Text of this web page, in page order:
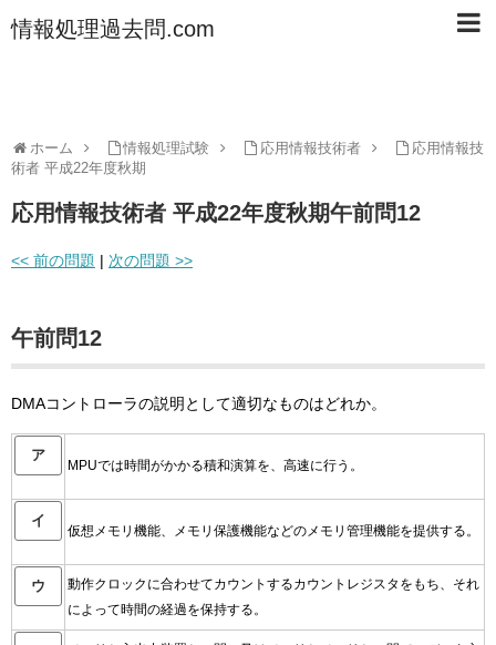
情報処理過去問.com
ホーム 情報処理試験 応用情報技術者
応用情報技
術者 平成22年度秋期
応用情報技術者 平成22年度秋期午前問12
<< 前の問題 | 次の問題 >>
午前問12
DMAコントローラの説明として適切なものはどれか。
ア
MPUでは時間がかかる積和演算を、高速に行う。
イ
仮想メモリ機能、メモリ保護機能などのメモリ管理機能を提供する。
ウ
動作クロックに合わせてカウントするカウントレジスタをもち、それ
によって時間の経過を保持する。